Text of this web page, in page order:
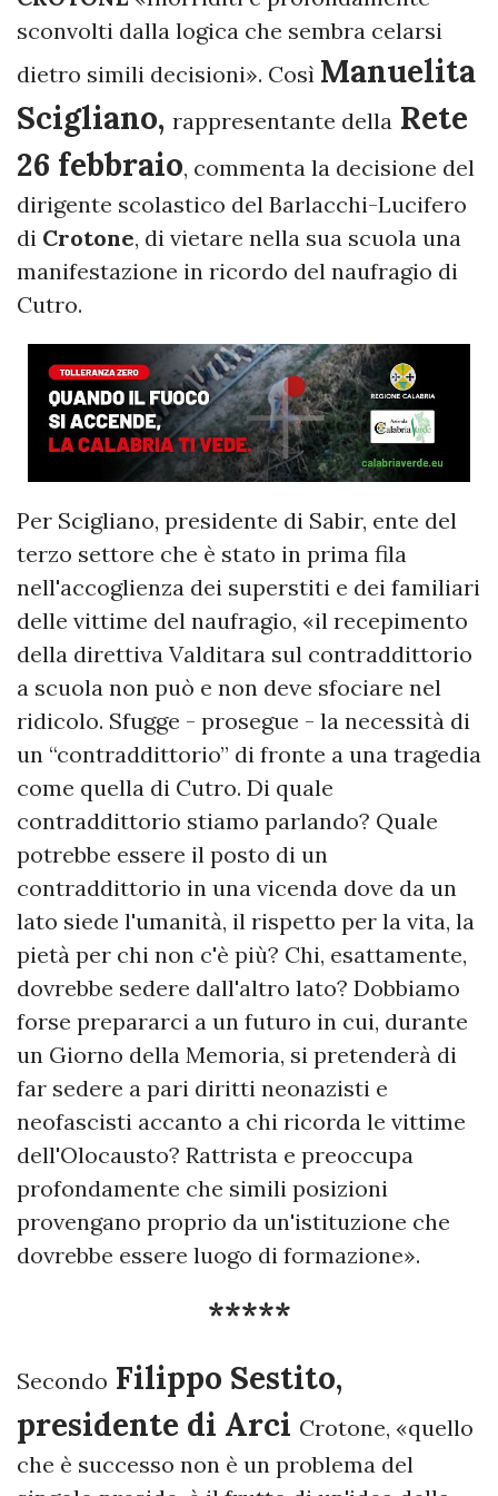
sconvolti dalla logica che sembra celarsi
dietro simili decisioni». Così Manuelita
Scigliano, rappresentante della Rete
26 febbraio, commenta la decisione del
dirigente scolastico del Barlacchi-Lucifero
di Crotone, di vietare nella sua scuola una
manifestazione in ricordo del naufragio di
Cutro.
Per Scigliano, presidente di Sabir, ente del
terzo settore che è stato in prima fila
nell'accoglienza dei superstiti e dei familiari
delle vittime del naufragio, «il recepimento
della direttiva Valditara sul contraddittorio
a scuola non può e non deve sfociare nel
ridicolo. Sfugge - prosegue - la necessità di
un “contraddittorio” di fronte a una tragedia
come quella di Cutro. Di quale
contraddittorio stiamo parlando? Quale
potrebbe essere il posto di un
contraddittorio in una vicenda dove da un
lato siede l'umanità, il rispetto per la vita, la
pietà per chi non c'è più? Chi, esattamente,
dovrebbe sedere dall'altro lato? Dobbiamo
forse prepararci a un futuro in cui, durante
un Giorno della Memoria, si pretenderà di
far sedere a pari diritti neonazisti e
neofascisti accanto a chi ricorda le vittime
dell'Olocausto? Rattrista e preoccupa
profondamente che simili posizioni
provengano proprio da un'istituzione che
dovrebbe essere luogo di formazione».
*****
Secondo Filippo Sestito,
presidente di Arci Crotone, «quello
che è successo non è un problema del